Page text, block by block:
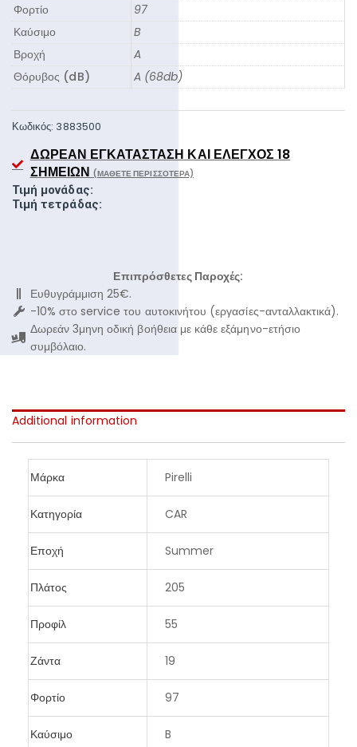
Φορτίο
97
Καύσιμο
B
Βροχή
A
Θόρυβος (dB)
A (68db)
Κωδικός: 3883500
ΔΩΡΕΆΝ ΕΓΚΑΤΆΣΤΑΣΗ ΚΑΙ ΈΛΕΓΧΟΣ 18
ΣΗΜΕΊΩΝ (ΜΆΘΕΤΕ ΠΕΡΙΣΣΌΤΕΡΑ)
Τιμή μονάδας:
Τιμή τετράδας:
Επιπρόσθετες Παροχές:
Ευθυγράμμιση 25€.
-10% στο service του αυτοκινήτου (εργασίες-ανταλλακτικά).
Δωρεάν 3μηνη οδική βοήθεια με κάθε εξάμηνο-ετήσιο
συμβόλαιο.
Additional information
Μάρκα Pirelli
Κατηγορία CAR
Εποχή Summer
Πλάτος 205
Προφίλ 55
Ζάντα 19
Φορτίο 97
Καύσιμο B